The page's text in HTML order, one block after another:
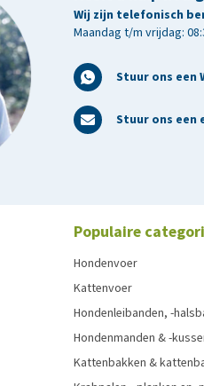
Wij zijn telefonisch
Maandag t/m vrijdag:
Stuur ons een
Stuur ons een
Populaire
Hondenvoer
Kattenvoer
Hondenleibanden, -
Hondenmanden & -
Kattenbakken &